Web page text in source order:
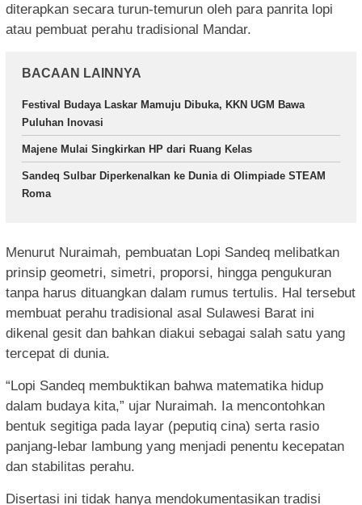
diterapkan secara turun-temurun oleh para panrita lopi
atau pembuat perahu tradisional Mandar.
BACAAN LAINNYA
Festival Budaya Laskar Mamuju Dibuka, KKN UGM Bawa
Puluhan Inovasi
Majene Mulai Singkirkan HP dari Ruang Kelas
Sandeq Sulbar Diperkenalkan ke Dunia di Olimpiade STEAM
Roma
Menurut Nuraimah, pembuatan Lopi Sandeq melibatkan
prinsip geometri, simetri, proporsi, hingga pengukuran
tanpa harus dituangkan dalam rumus tertulis. Hal tersebut
membuat perahu tradisional asal Sulawesi Barat ini
dikenal gesit dan bahkan diakui sebagai salah satu yang
tercepat di dunia.
“Lopi Sandeq membuktikan bahwa matematika hidup
dalam budaya kita,” ujar Nuraimah. Ia mencontohkan
bentuk segitiga pada layar (peputiq cina) serta rasio
panjang-lebar lambung yang menjadi penentu kecepatan
dan stabilitas perahu.
Disertasi ini tidak hanya mendokumentasikan tradisi